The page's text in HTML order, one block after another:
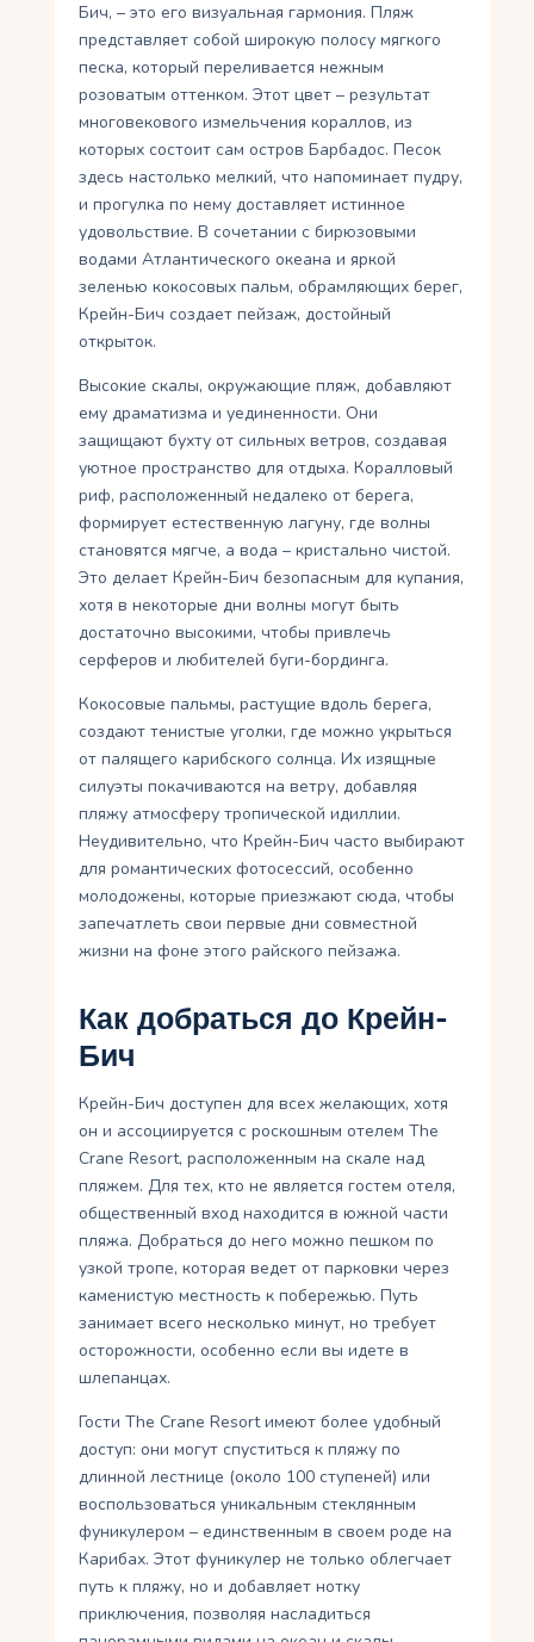
Бич, – это его визуальная гармония. Пляж
представляет собой широкую полосу мягкого
песка, который переливается нежным
розоватым оттенком. Этот цвет – результат
многовекового измельчения кораллов, из
которых состоит сам остров Барбадос. Песок
здесь настолько мелкий, что напоминает пудру,
и прогулка по нему доставляет истинное
удовольствие. В сочетании с бирюзовыми
водами Атлантического океана и яркой
зеленью кокосовых пальм, обрамляющих берег,
Крейн-Бич создает пейзаж, достойный
открыток.
Высокие скалы, окружающие пляж, добавляют
ему драматизма и уединенности. Они
защищают бухту от сильных ветров, создавая
уютное пространство для отдыха. Коралловый
риф, расположенный недалеко от берега,
формирует естественную лагуну, где волны
становятся мягче, а вода – кристально чистой.
Это делает Крейн-Бич безопасным для купания,
хотя в некоторые дни волны могут быть
достаточно высокими, чтобы привлечь
серферов и любителей буги-бординга.
Кокосовые пальмы, растущие вдоль берега,
создают тенистые уголки, где можно укрыться
от палящего карибского солнца. Их изящные
силуэты покачиваются на ветру, добавляя
пляжу атмосферу тропической идиллии.
Неудивительно, что Крейн-Бич часто выбирают
для романтических фотосессий, особенно
молодожены, которые приезжают сюда, чтобы
запечатлеть свои первые дни совместной
жизни на фоне этого райского пейзажа.
Как добраться до Крейн-
Бич
Крейн-Бич доступен для всех желающих, хотя
он и ассоциируется с роскошным отелем The
Crane Resort, расположенным на скале над
пляжем. Для тех, кто не является гостем отеля,
общественный вход находится в южной части
пляжа. Добраться до него можно пешком по
узкой тропе, которая ведет от парковки через
каменистую местность к побережью. Путь
занимает всего несколько минут, но требует
осторожности, особенно если вы идете в
шлепанцах.
Гости The Crane Resort имеют более удобный
доступ: они могут спуститься к пляжу по
длинной лестнице (около 100 ступеней) или
воспользоваться уникальным стеклянным
фуникулером – единственным в своем роде на
Карибах. Этот фуникулер не только облегчает
путь к пляжу, но и добавляет нотку
приключения, позволяя насладиться